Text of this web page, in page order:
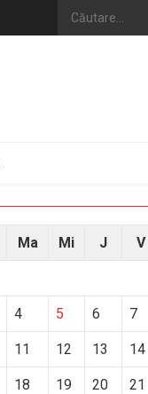
Ma Mi J V
4 5 6 7
11 12 13 14
18 19 20 21